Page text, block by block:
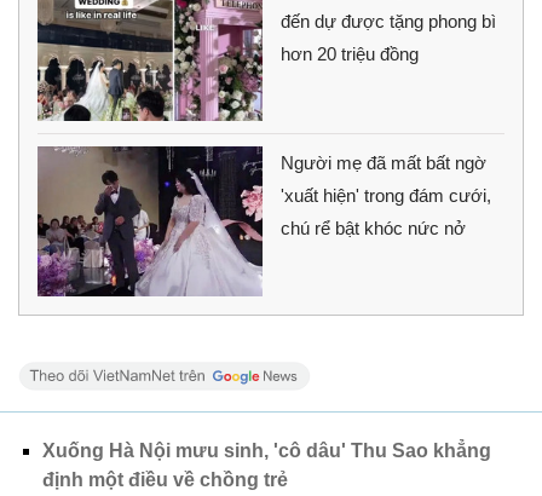
đến dự được tặng phong bì
hơn 20 triệu đồng
Người mẹ đã mất bất ngờ
'xuất hiện' trong đám cưới,
chú rể bật khóc nức nở
Xuống Hà Nội mưu sinh, 'cô dâu' Thu Sao khẳng
định một điều về chồng trẻ